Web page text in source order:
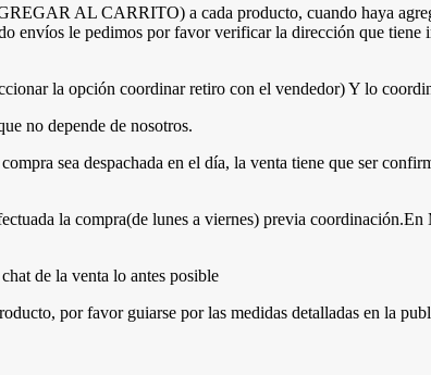
AL CARRITO) a cada producto, cuando haya
le pedimos por favor verificar la dirección que tiene
la opción coordinar retiro con el vendedor) Y lo
no depende de nosotros.
sea despachada en el día, la venta tiene que ser
la compra(de lunes a viernes) previa
de la venta lo antes posible
por favor guiarse por las medidas detalladas en la